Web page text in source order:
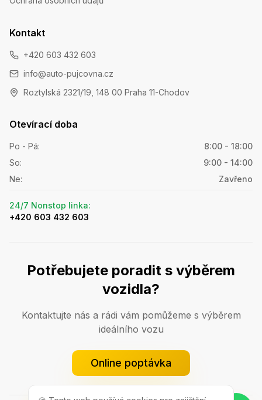
Kontakt
+420 603 432 603
info@auto-pujcovna.cz
Roztylská 2321/19, 148 00 Praha 11-Chodov
Otevírací doba
Po - Pá:
8:00 - 18:00
So:
9:00 - 14:00
Ne: Zavřeno
24/7 Nonstop linka:
+420 603 432 603
Potřebujete poradit s výběrem
vozidla?
Kontaktujte nás a rádi vám pomůžeme s výběrem
ideálního vozu
Online poptávka